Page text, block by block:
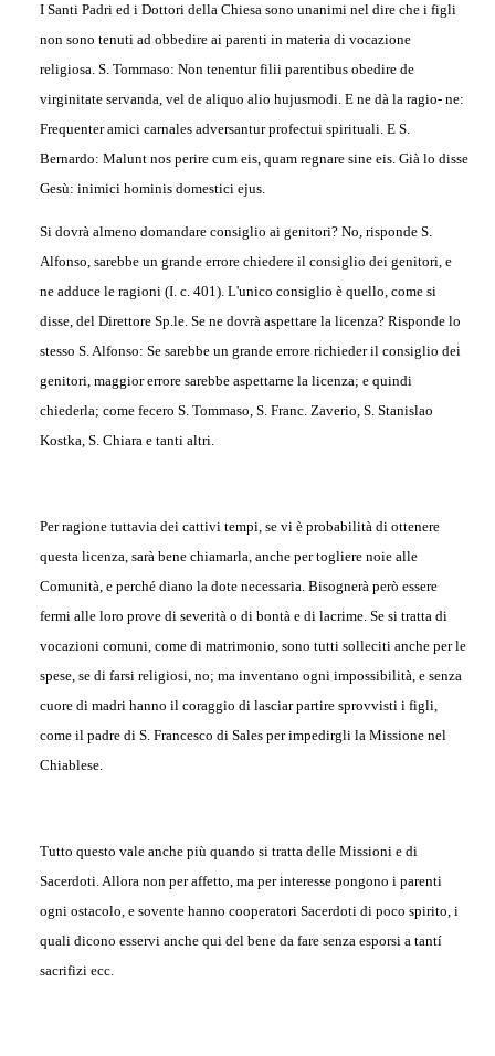
I Santi Padri ed i Dottori della Chiesa sono unanimi nel dire che i figli
non sono tenuti ad obbedire ai parenti in materia di vocazione
religiosa. S. Tommaso: Non tenentur filii parentibus obedire de
virginitate servanda, vel de aliquo alio hujusmodi. E ne dà la ragio- ne:
Frequenter amici carnales adversantur profectui spirituali. E S.
Bernardo: Malunt nos perire cum eis, quam regnare sine eis. Già lo disse
Gesù: inimici hominis domestici ejus.
Si dovrà almeno domandare consiglio ai genitori? No, risponde S.
Alfonso, sarebbe un grande errore chiedere il consiglio dei genitori, e
ne adduce le ragioni (I. c. 401). L'unico consiglio è quello, come si
disse, del Direttore Sp.le. Se ne dovrà aspettare la licenza? Risponde lo
stesso S. Alfonso: Se sarebbe un grande errore richieder il consiglio dei
genitori, maggior errore sarebbe aspettarne la licenza; e quindi
chiederla; come fecero S. Tommaso, S. Franc. Zaverio, S. Stanislao
Kostka, S. Chiara e tanti altri.
Per ragione tuttavia dei cattivi tempi, se vi è probabilità di ottenere
questa licenza, sarà bene chiamarla, anche per togliere noie alle
Comunità, e perché diano la dote necessaria. Bisognerà però essere
fermi alle loro prove di severità o di bontà e di lacrime. Se si tratta di
vocazioni comuni, come di matrimonio, sono tutti solleciti anche per le
spese, se di farsi religiosi, no; ma inventano ogni impossibilità, e senza
cuore di madri hanno il coraggio di lasciar partire sprovvisti i figli,
come il padre di S. Francesco di Sales per impedirgli la Missione nel
Chiablese.
Tutto questo vale anche più quando si tratta delle Missioni e di
Sacerdoti. Allora non per affetto, ma per interesse pongono i parenti
ogni ostacolo, e sovente hanno cooperatori Sacerdoti di poco spirito, i
quali dicono esservi anche qui del bene da fare senza esporsi a tantí
sacrifizi ecc.